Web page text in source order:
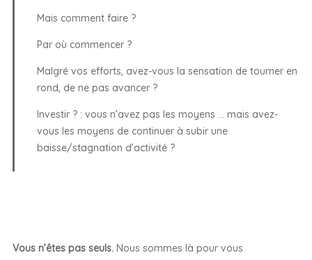
Mais comment faire ?
Par où commencer ?
Malgré vos efforts, avez-vous la sensation de tourner en
rond, de ne pas avancer ?
Investir ? : vous n’avez pas les moyens … mais avez-
vous les moyens de continuer à subir une
baisse/stagnation d’activité ?
Vous n’êtes pas seuls. Nous sommes là pour vous